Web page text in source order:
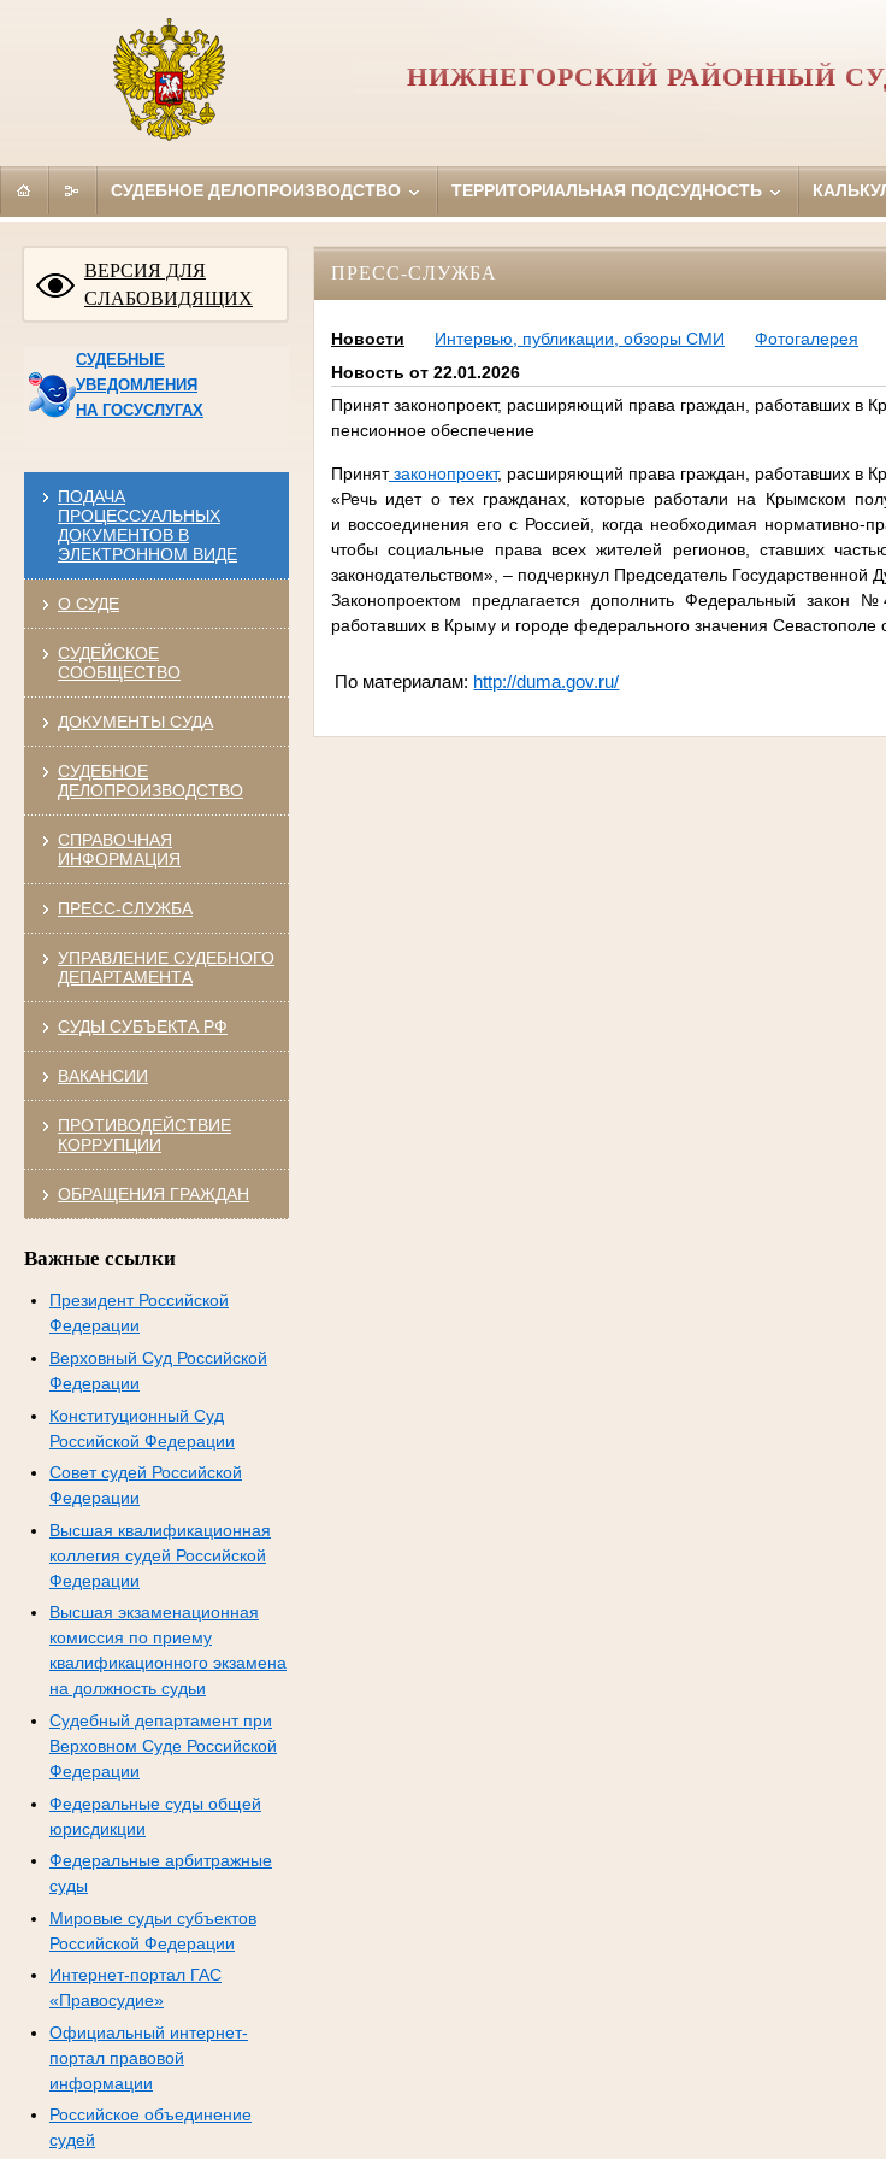
НИЖНЕГОРСКИЙ РАЙОННЫЙ
СУДЕБНОЕ ДЕЛОПРОИЗВОДСТВО ТЕРРИТОРИАЛЬНАЯ ПОДСУДНОСТЬ
ВЕРСИЯ ДЛЯ
СЛАБОВИДЯЩИХ
СУДЕБНЫЕ
УВЕДОМЛЕНИЯ
НА ГОСУСЛУГАХ
ПОДАЧА
ПРОЦЕССУАЛЬНЫХ
ДОКУМЕНТОВ В
ЭЛЕКТРОННОМ ВИДЕ
О СУДЕ
СУДЕЙСКОЕ
СООБЩЕСТВО
ДОКУМЕНТЫ СУДА
СУДЕБНОЕ
ДЕЛОПРОИЗВОДСТВО
СПРАВОЧНАЯ
ИНФОРМАЦИЯ
ПРЕСС-СЛУЖБА
УПРАВЛЕНИЕ СУДЕБНОГО
ДЕПАРТАМЕНТА
СУДЫ СУБЪЕКТА РФ
ВАКАНСИИ
ПРОТИВОДЕЙСТВИЕ
КОРРУПЦИИ
ОБРАЩЕНИЯ ГРАЖДАН
Важные ссылки
Президент Российской
Федерации
Верховный Суд Российской
Федерации
Конституционный Суд
Российской Федерации
Совет судей Российской
Федерации
Высшая квалификационная
коллегия судей Российской
Федерации
Высшая экзаменационная
комиссия по приему
квалификационного экзамена
на должность судьи
Судебный департамент при
Верховном Суде Российской
Федерации
Федеральные суды общей
юрисдикции
Федеральные арбитражные
суды
Мировые судьи субъектов
Российской Федерации
Интернет-портал ГАС
«Правосудие»
Официальный интернет-
портал правовой
информации
Российское объединение
судей
ПРЕСС-СЛУЖБА
Новости Интервью, публикации, обзоры СМИ
Фотогалерея
Новость от 22.01.2026
Принят законопроект, расширяющий права граждан, работавших в
пенсионное обеспечение
Принятзаконопроект, расширяющий права граждан, работавших в
«Речь идет о тех гражданах, которые работали на Крымском
и воссоединения его с Россией, когда необходимая нормативно-
чтобы социальные права всех жителей регионов, ставших
законодательством», – подчеркнул Председатель Государственной
Законопроектом предлагается дополнить Федеральный закон
работавших в Крыму и городе федерального значения Севастополе
По материалам: http://duma.gov.ru/